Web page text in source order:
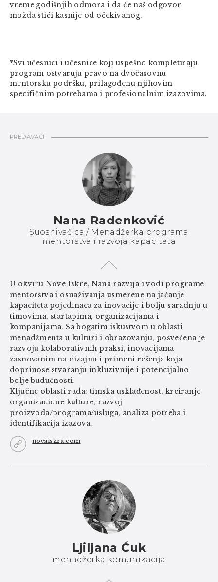
vreme godišnjih odmora i da će naš odgovor
možda stići kasnije od očekivanog.
*Svi učesnici i učesnice koji uspešno kompletiraju
program ostvaruju pravo na dvočasovnu
mentorsku podršku, prilagođenu njihovim
specifičnim potrebama i profesionalnim izazovima.
PREDAVAČI
Nana Radenković
Suosnivačica / Menadžerka programa
mentorstva i razvoja kapaciteta
U okviru Nove Iskre, Nana razvija i vodi programe
mentorstva i osnaživanja usmerene na jačanje
kapaciteta pojedinaca za inovacije i bolju saradnju u
timovima, startapima, organizacijama i
kompanijama. Sa bogatim iskustvom u oblasti
menadžmenta u kulturi i obrazovanju, posvećena je
razvoju kolaborativnih praksi, inovacijama
zasnovanim na dizajnu i primeni rešenja koja
doprinose stvaranju inkluzivnije i potencijalno
bolje budućnosti.
Ključne oblasti rada: timska usklađenost, kreiranje
organizacione kulture, razvoj
proizvoda/programa/usluga, analiza potreba i
identifikacija izazova.
novaiskra.com
Ljiljana Ćuk
menadžerka komunikacija